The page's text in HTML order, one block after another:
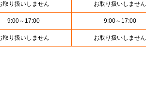
取り扱いしません お取り扱いしません
9:00～17:00 9:00～17:00
取り扱いしません お取り扱いしません